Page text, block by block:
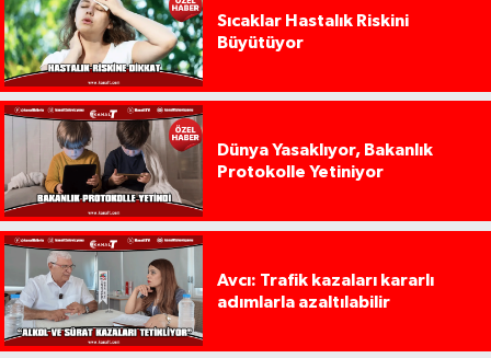
Sıcaklar Hastalık Riskini
Büyütüyor
Dünya Yasaklıyor, Bakanlık
Protokolle Yetiniyor
Avcı: Trafik kazaları kararlı
adımlarla azaltılabilir